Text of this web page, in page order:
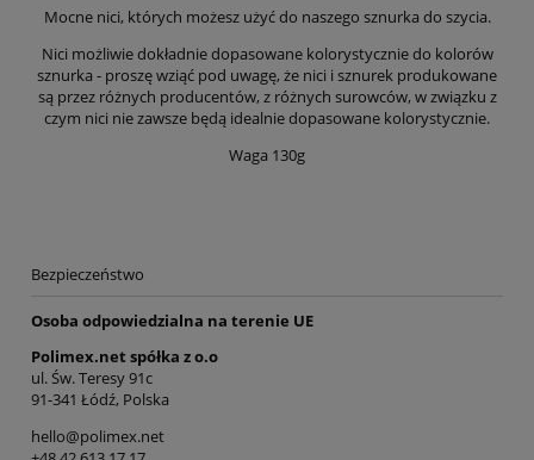
Mocne nici, których możesz użyć do naszego sznurka do szycia.
Nici możliwie dokładnie dopasowane kolorystycznie do kolorów
sznurka - proszę wziąć pod uwagę, że nici i sznurek produkowane
są przez różnych producentów, z różnych surowców, w związku z
czym nici nie zawsze będą idealnie dopasowane kolorystycznie.
Waga 130g
Bezpieczeństwo
Osoba odpowiedzialna na terenie UE
Polimex.net spółka z o.o
ul. Św. Teresy 91c
91-341 Łódź, Polska
hello@polimex.net